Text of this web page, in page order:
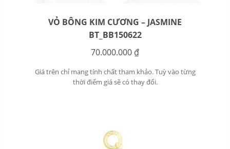
VỎ BÔNG KIM CƯƠNG – JASMINE
BT_BB150622
70.000.000 ₫
Giá trên chỉ mang tính chất tham khảo. Tuỳ vào từng
thời điểm giá sẽ có thay đổi.